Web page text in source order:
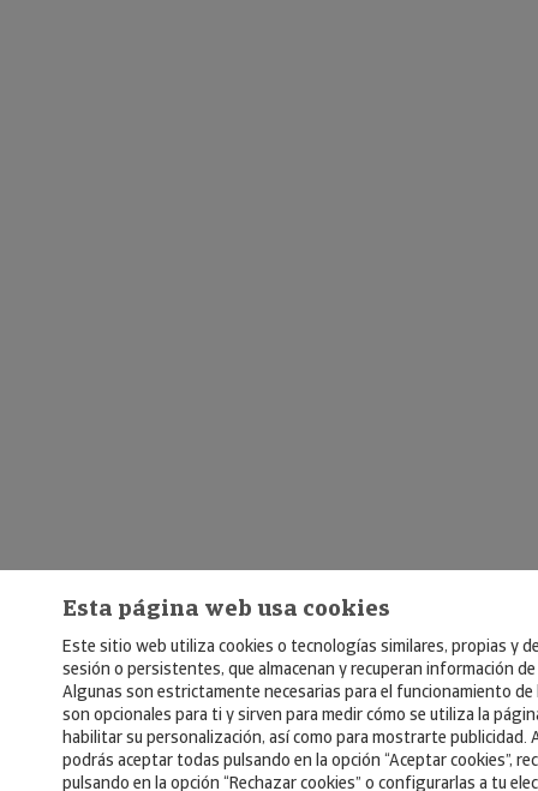
Esta página web usa cookies
Este sitio web utiliza cookies o tecnologías similares, propias y
sesión o persistentes, que almacenan y recuperan información
Algunas son estrictamente necesarias para el funcionamiento
son opcionales para ti y sirven para medir cómo se utiliza la
habilitar su personalización, así como para mostrarte publicidad.
podrás aceptar todas pulsando en la opción “Aceptar cookies”,
pulsando en la opción “Rechazar cookies” o configurarlas a tu